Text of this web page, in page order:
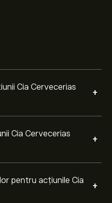
Cia Cervecerias
+
Cia Cervecerias
+
pentru acțiunile Cia
+
viitoare de preț.